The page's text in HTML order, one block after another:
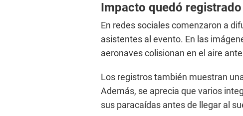
Impacto quedó
En redes sociales comenzaron a
asistentes al evento. En las
aeronaves colisionan en el aire
Los registros también muestran
Además, se aprecia que varios
sus paracaídas antes de llegar al